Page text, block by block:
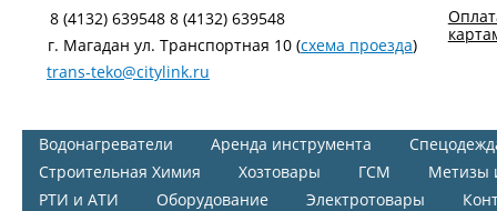
8 (4132) 639548 8 (4132) 639548
г. Магадан ул. Транспортная 10 (схема проезда)
trans-teko@citylink.ru
Водонагреватели Аренда инструмента
Строительная Химия
Хозтовары ГСМ
Метизы
РТИ и АТИ
Оборудование Электротовары